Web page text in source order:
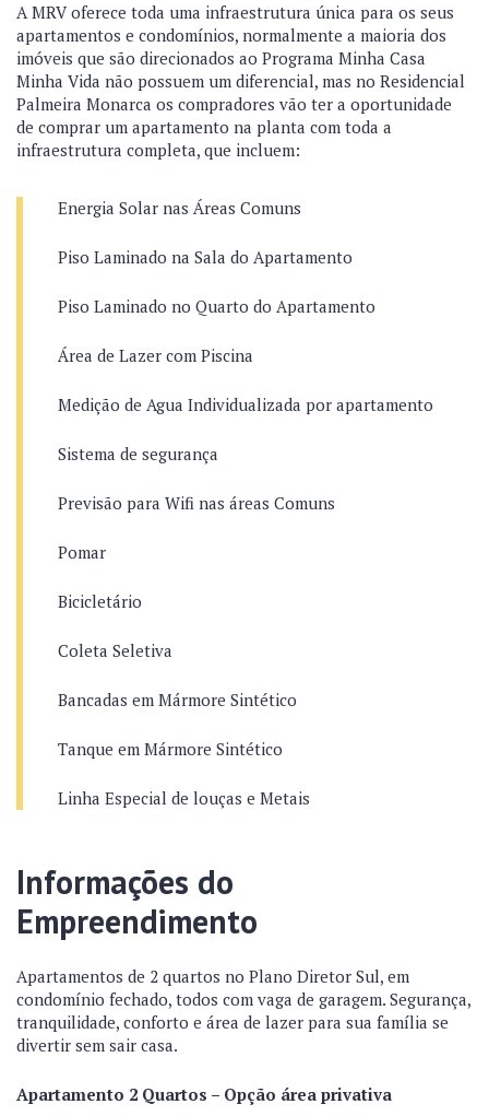
A MRV oferece toda uma infraestrutura única para os seus
apartamentos e condomínios, normalmente a maioria dos
imóveis que são direcionados ao Programa Minha Casa
Minha Vida não possuem um diferencial, mas no Residencial
Palmeira Monarca os compradores vão ter a oportunidade
de comprar um apartamento na planta com toda a
infraestrutura completa, que incluem:
Energia Solar nas Áreas Comuns
Piso Laminado na Sala do Apartamento
Piso Laminado no Quarto do Apartamento
Área de Lazer com Piscina
Medição de Agua Individualizada por apartamento
Sistema de segurança
Previsão para Wifi nas áreas Comuns
Pomar
Bicicletário
Coleta Seletiva
Bancadas em Mármore Sintético
Tanque em Mármore Sintético
Linha Especial de louças e Metais
Informações do
Empreendimento
Apartamentos de 2 quartos no Plano Diretor Sul, em
condomínio fechado, todos com vaga de garagem. Segurança,
tranquilidade, conforto e área de lazer para sua família se
divertir sem sair casa.
Apartamento 2 Quartos – Opção área privativa